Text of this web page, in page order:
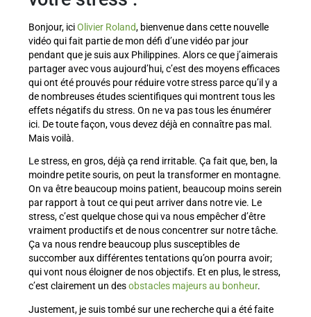
Bonjour, iciOlivier Roland, bienvenue dans cette nouvelle
vidéo qui fait partie de mon défi d’une vidéo par jour
pendant que je suis aux Philippines. Alors ce que j’aimerais
partager avec vous aujourd’hui, c’est des moyens efficaces
qui ont été prouvés pour réduire votre stress parce qu’il y a
de nombreuses études scientifiques qui montrent tous les
effets négatifs du stress. On ne va pas tous les énumérer
ici. De toute façon, vous devez déjà en connaître pas mal.
Mais voilà.
Le stress, en gros, déjà ça rend irritable. Ça fait que, ben, la
moindre petite souris, on peut la transformer en montagne.
On va être beaucoup moins patient, beaucoup moins serein
par rapport à tout ce qui peut arriver dans notre vie. Le
stress, c’est quelque chose qui va nous empêcher d’être
vraiment productifs et de nous concentrer sur notre tâche.
Ça va nous rendre beaucoup plus susceptibles de
succomber aux différentes tentations qu’on pourra avoir;
qui vont nous éloigner de nos objectifs. Et en plus, le stress,
c’est clairement un desobstacles majeurs au bonheur.
Justement, je suis tombé sur une recherche qui a été faite